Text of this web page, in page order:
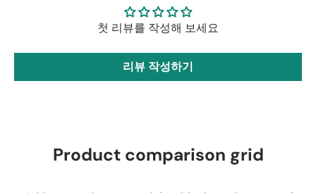
첫 리뷰를 작성해 보세요
리뷰 작성하기
Product comparison grid